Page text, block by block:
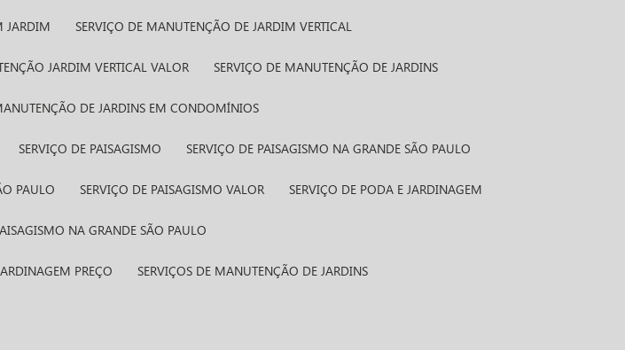
JARDIM SERVIÇO DE MANUTENÇÃO DE JARDIM VERTICAL
JARDIM VERTICAL VALOR SERVIÇO DE MANUTENÇÃO DE JARDINS
DE JARDINS EM CONDOMÍNIOS
SERVIÇO DE PAISAGISMO SERVIÇO DE PAISAGISMO NA GRANDE SÃO PAULO
PAULO SERVIÇO DE PAISAGISMO VALOR SERVIÇO DE PODA E JARDINAGEM
NA GRANDE SÃO PAULO
PREÇO SERVIÇOS DE MANUTENÇÃO DE JARDINS